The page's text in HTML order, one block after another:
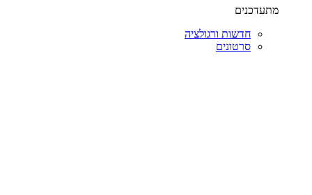
מתעדכנים
חדשות ורגולציה
סרטונים